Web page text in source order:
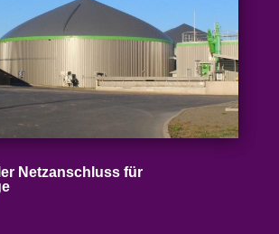
Netz­an­schluss für